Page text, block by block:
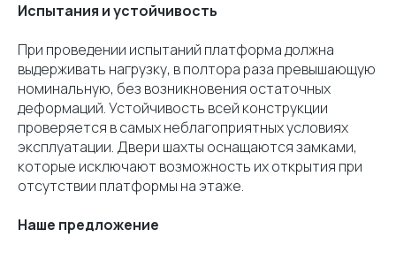
Испытания и устойчивость
При проведении испытаний платформа должна
выдерживать нагрузку, в полтора раза превышающую
номинальную, без возникновения остаточных
деформаций. Устойчивость всей конструкции
проверяется в самых неблагоприятных условиях
эксплуатации. Двери шахты оснащаются замками,
которые исключают возможность их открытия при
отсутствии платформы на этаже.
Наше предложение